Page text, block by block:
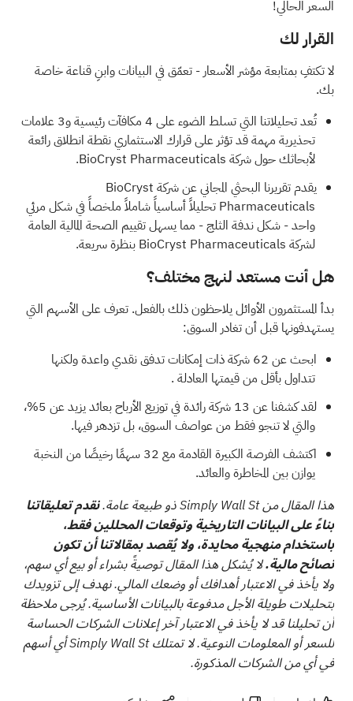
السعر الحالي!
القرار لك
لا تكتفِ بمتابعة مؤشر الأسعار - تعمّق في البيانات وابنِ قناعة خاصة
بك.
تُعد تحليلاتنا التي تسلط الضوء على
4 مكافآت رئيسية و3 علامات
تحذيرية مهمةقد تؤثر على قرارك الاستثماري نقطة انطلاق رائعة
لأبحاثك حول شركة BioCryst Pharmaceuticals.
يقدم
تقريرنا البحثي المجاني عن شركة BioCryst
Pharmaceuticals تحليلاً أساسياً شاملاً ملخصاً في شكل مرئي
واحد - شكل ندفة الثلج - مما يسهل تقييم الصحة المالية العامة
لشركة BioCryst Pharmaceuticals بنظرة سريعة.
هل أنت مستعد لنهج مختلف؟
بدأ المستثمرون الأوائل يلاحظون ذلك بالفعل. تعرف على الأسهم التي
يستهدفونها قبل أن تغادر السوق:
ابحث عن
62 شركة ذات إمكانات تدفق نقدي واعدة ولكنها
تتداول بأقل من قيمتها العادلة.
لقد كشفنا عن 13 شركة رائدة في توزيع الأرباح
بعائد يزيد عن 5%،
والتي لا تنجو فقط من عواصف السوق، بل تزدهر فيها.
اكتشف الفرصة الكبيرة القادمة مع 32 سهمًا رخيصًا من النخبة
يوازن بين المخاطرة والعائد.
هذا المقال من Simply Wall St ذو طبيعة عامة.
نقدم تعليقاتنا
بناءً على البيانات التاريخية وتوقعات المحللين فقط،
باستخدام منهجية محايدة، ولا يُقصد بمقالاتنا أن تكون
نصائح مالية.لا يُشكل هذا المقال توصيةً بشراء أو بيع أي سهم،
ولا يأخذ في الاعتبار أهدافك أو وضعك المالي. نهدف إلى تزويدك
بتحليلات طويلة الأجل مدفوعة بالبيانات الأساسية. يُرجى ملاحظة
أن تحليلنا قد لا يأخذ في الاعتبار آخر إعلانات الشركات الحساسة
للسعر أو المعلومات النوعية. لا تمتلك Simply Wall St أي أسهم
في أي من الشركات المذكورة.